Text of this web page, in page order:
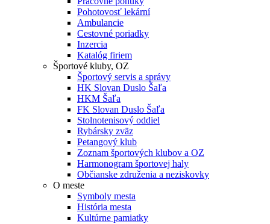
Pohotovosť lekární
Ambulancie
Cestovné poriadky
Inzercia
Katalóg firiem
Športové kluby, OZ
Športový servis a správy
HK Slovan Duslo Šaľa
HKM Šaľa
FK Slovan Duslo Šaľa
Stolnotenisový oddiel
Rybársky zväz
Petangový klub
Zoznam športových klubov a OZ
Harmonogram športovej haly
Občianske združenia a neziskovky
O meste
Symboly mesta
História mesta
Kultúrne pamiatky